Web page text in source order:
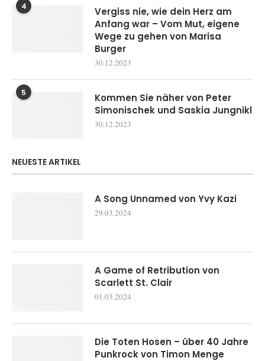
4
Vergiss nie, wie dein Herz am
Anfang war – Vom Mut, eigene
Wege zu gehen von Marisa
Burger
30.12.2023
5
Kommen Sie näher von Peter
Simonischek und Saskia Jungnikl
30.12.2023
NEUESTE ARTIKEL
A Song Unnamed von Yvy Kazi
29.03.2024
A Game of Retribution von
Scarlett St. Clair
01.03.2024
Die Toten Hosen – über 40 Jahre
Punkrock von Timon Menge